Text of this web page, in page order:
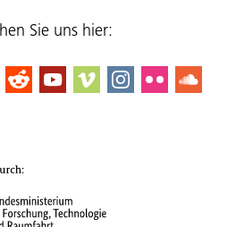
Sie uns hier: